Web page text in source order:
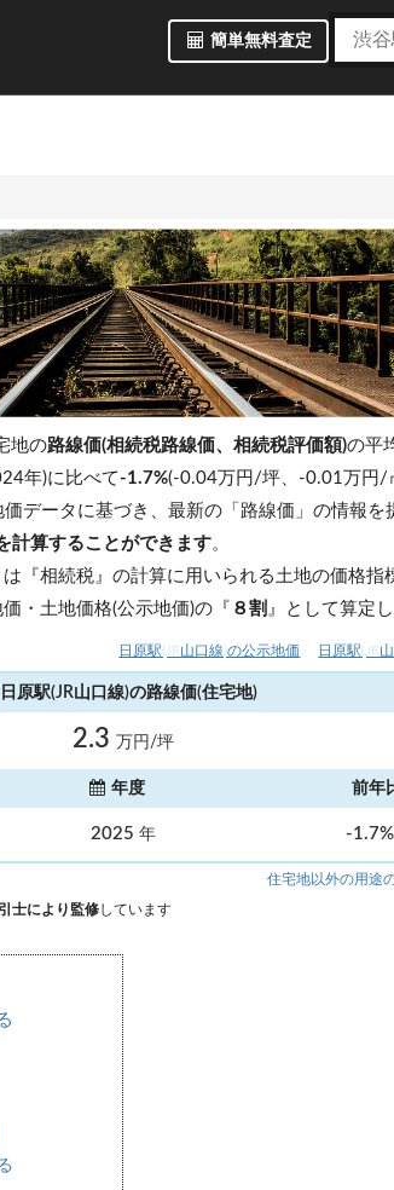
簡単無料査定
地の路線価(相続税路線価、相続税評価額)の平
年)に比べて-1.7%(-0.04万円/坪、-0.01万円/
価データに基づき、最新の「路線価」の情報を
計算することができます。
は『相続税』の計算に用いられる土地の価格指
・土地価格(公示地価)の『 ８割 』として算定
日原駅(JR山口線)の公示地価 日原駅(JR
日原駅(JR山口線)の路線価(住宅地)
2.3 万円/坪
年度 前年
2025 年 -
住宅地以外の用途
士により監修しています